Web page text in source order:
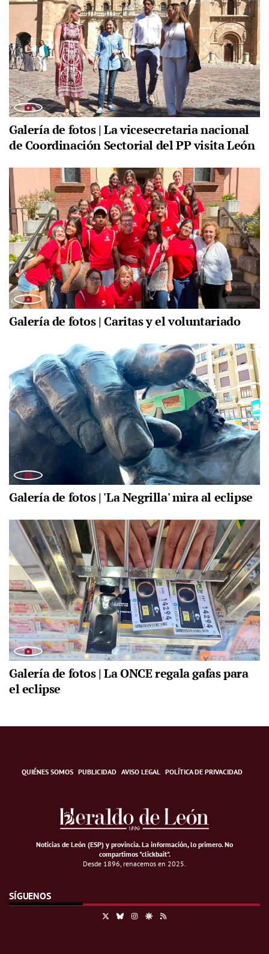
Galería de fotos | La vicesecretaria nacional
de Coordinación Sectorial del PP visita León
Galería de fotos | Caritas y el voluntariado
Galería de fotos | 'La Negrilla' mira al eclipse
Galería de fotos | La ONCE regala gafas para
el eclipse
QUIÉNES SOMOS PUBLICIDAD AVISO LEGAL POLÍTICA DE PRIVACIDAD
Noticias de León (ESP) y provincia. La información, lo primero.No
compartimos "clickbait".
Desde 1896, renacemos en 2025.
SÍGUENOS
BlueskyInstagramGoogle Discover